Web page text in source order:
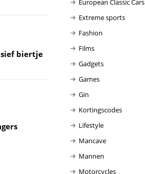
biertje
Extreme sports
Fashion
Films
Gadgets
Games
Gin
Kortingscodes
Lifestyle
Mancave
Mannen
Motorcycles